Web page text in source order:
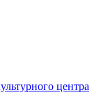
центра